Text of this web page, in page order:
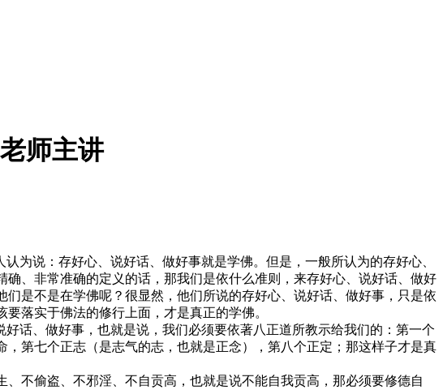
师主讲
说：存好心、说好话、做好事就是学佛。但是，一般所认为的存好心、
、非常准确的定义的话，那我们是依什么准则，来存好心、说好话、做好
是不是在学佛呢？很显然，他们所说的存好心、说好话、做好事，只是依
落实于佛法的修行上面，才是真正的学佛。
话、做好事，也就是说，我们必须要依著八正道所教示给我们的：第一个
第七个正志（是志气的志，也就是正念），第八个正定；那这样子才是真
不偷盗、不邪淫、不自贡高，也就是说不能自我贡高，那必须要修德自